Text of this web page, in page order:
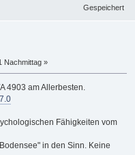
Gespeichert
Nachmittag »
4903 am Allerbesten.
Fähigkeiten vom
in den Sinn. Keine